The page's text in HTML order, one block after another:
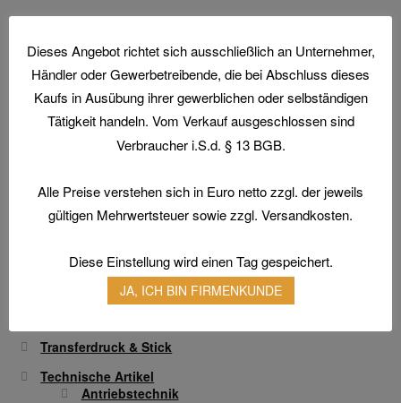
gewählt
werden
mehrere
Varianten
auf.
Optionen
können
Produktseite
gewählt
Home
Aktionen und Angebote
Arbeitsschutz
Berufsbekleidung
Atemschutz & Gehörschutz
Gesichtsschutz & Schutzbrillen
Transferdruck & Stick
Technische Artikel
Antriebstechnik
Dieses Angebot richtet sich ausschließlich an Unternehmer,
Händler oder Gewerbetreibende, die bei Abschluss dieses
Kaufs in Ausübung ihrer gewerblichen oder selbständigen
Tätigkeit handeln. Vom Verkauf ausgeschlossen sind
Verbraucher i.S.d. § 13 BGB.
Alle Preise verstehen sich in Euro netto zzgl. der jeweils
gültigen Mehrwertsteuer sowie zzgl. Versandkosten.
Diese Einstellung wird einen Tag gespeichert.
JA, ICH BIN FIRMENKUNDE